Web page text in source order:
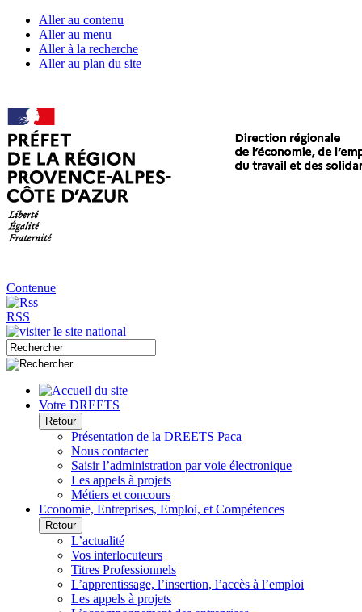
Aller au contenu
Aller au menu
Aller à la recherche
Aller au plan du site
Contenue
RSS
Votre DREETS
Retour
Présentation de la DREETS Paca
Nous contacter
Saisir l’administration par voie électronique
Les appels à projets
Métiers et concours
Economie, Entreprises, Emploi, et Compétences
Retour
L’actualité
Vos interlocuteurs
Titres Professionnels
L’apprentissage, l’insertion, l’accès à l’emploi
Les appels à projets